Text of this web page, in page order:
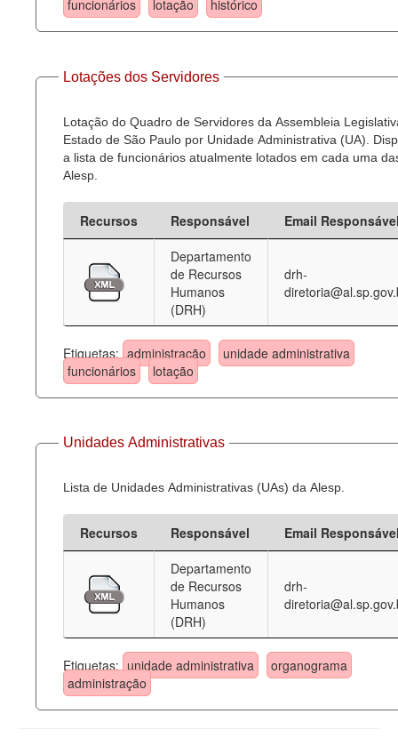
funcionários
lotação histórico
Lotações dos Servidores
Lotação do Quadro de Servidores da Assembleia
Estado de São Paulo por Unidade Administrativa (UA).
a lista de funcionários atualmente lotados em cada uma
Alesp.
Recursos Responsável
Email
Departamento
de Recursos
Humanos
(DRH)
drh-
Etiquetas: administração
unidade administrativa
funcionários
lotação
Unidades Administrativas
Lista de Unidades Administrativas (UAs) da Alesp.
Recursos Responsável
Email
Departamento
de Recursos
Humanos
(DRH)
drh-
Etiquetas: unidade administrativa
organograma
administração